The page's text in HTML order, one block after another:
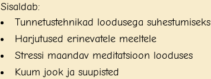
Sisaldab:
Tunnetustehnikad loodusega suhestumiseks
Harjutused erinevatele meeltele
Stressi maandav meditatsioon looduses
Kuum jook ja suupisted